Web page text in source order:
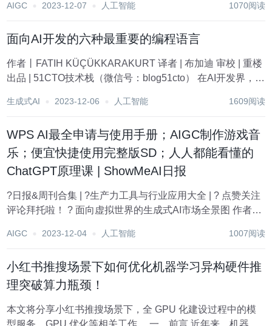
AIGC 2023-12-07 人工智能 1070阅读
面向AI开发的六种最重要的编程语言
作者丨FATIH KÜÇÜKKARAKURT 译者 | 布加迪 审校 | 重楼
出品 | 51CTO技术栈（微信号：blog51cto） 在AI开发界，你
适的语言不是关乎个人偏好的...
生成式AI 2023-12-06 人工智能 1609阅读
WPS AI最全申请与使用手册；AIGC制作游戏音
乐；便宜快捷使用完整版SD；人人都能看懂的
ChatGPT原理课 | ShowMeAI日报
?日报&周刊合集 | ?生产力工具与行业应用大全 | ? 点赞关注
评论拜托啦！ ? 面向虚拟世界的生成式AI市场全景图 作者在
Market Map V3.0 (市场全景图 ，来...
AIGC 2023-12-04 人工智能 1007阅读
小红书推搜场景下如何优化机器学习异构硬件推
理突破算力瓶颈！
本文将分享小红书推搜场景下，全 GPU 化建设过程中的模
型服务、GPU 优化等相关工作。 一、前言 近年来，机器学